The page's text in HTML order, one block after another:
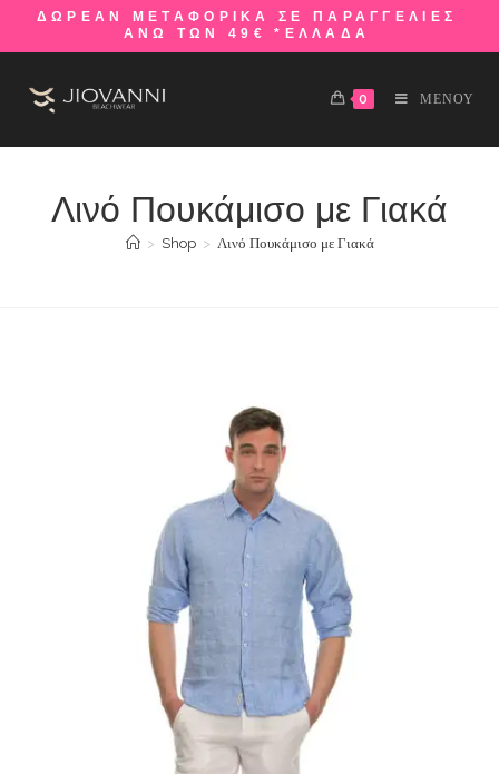
ΔΩΡΕΑΝ ΜΕΤΑΦΟΡΙΚΑ ΣΕ ΠΑΡΑΓΓΕΛΙΕΣ
ΑΝΩ ΤΩΝ 49€ *ΕΛΛΑΔΑ
0 ΜΕΝΟΥ
Λινό Πουκάμισο με Γιακά
> Shop > Λινό Πουκάμισο με Γιακά